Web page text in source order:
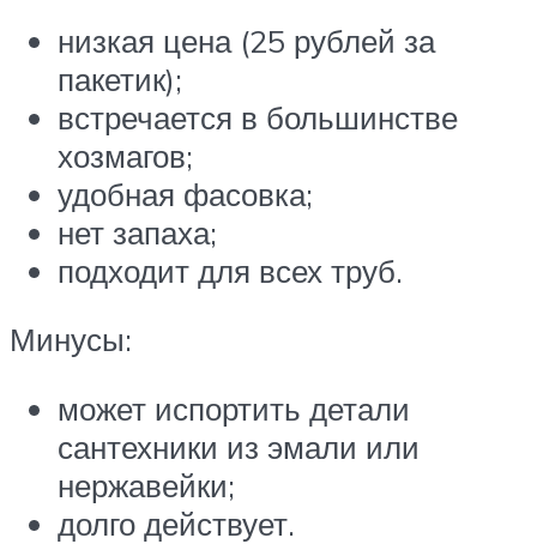
низкая цена (25 рублей за
пакетик);
встречается в большинстве
хозмагов;
удобная фасовка;
нет запаха;
подходит для всех труб.
Минусы:
может испортить детали
сантехники из эмали или
нержавейки;
долго действует.